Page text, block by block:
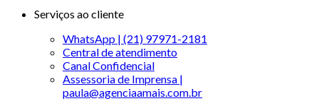
Serviços ao cliente
WhatsApp | (21) 97971-2181
Central de atendimento
Canal Confidencial
Assessoria de Imprensa |
paula@agenciaamais.com.br